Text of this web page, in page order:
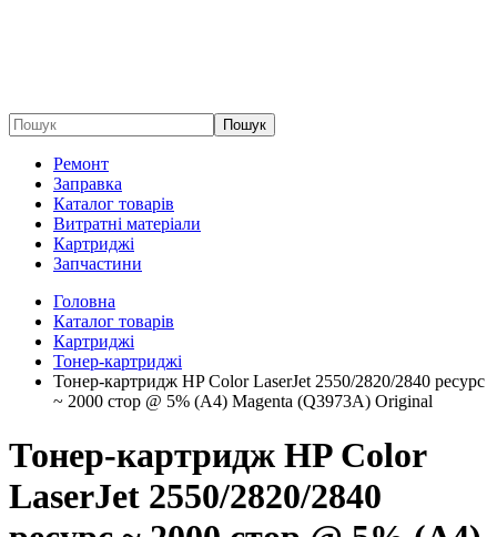
Пошук
Ремонт
Заправка
Каталог товарів
Витратні матеріали
Картриджі
Запчастини
Головна
Каталог товарів
Картриджі
Тонер-картриджі
Тонер-картридж HP Color LaserJet 2550/2820/2840 ресурс
~ 2000 стор @ 5% (A4) Magenta (Q3973A) Original
Тонер-картридж HP Color
LaserJet 2550/2820/2840